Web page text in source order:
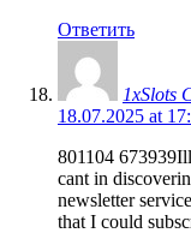
Ответить
1xSlots
18.07.2025 at
801104
cant in
newsletter
that I could